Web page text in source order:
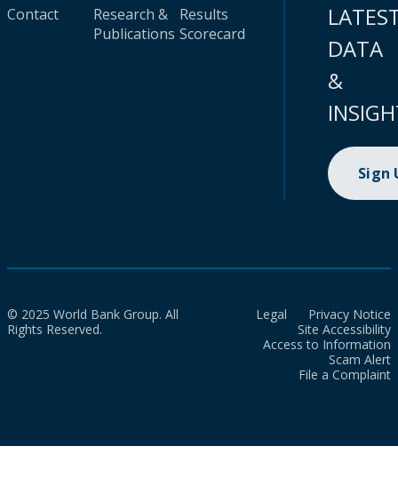
Contact
Research &
Publications
Results
Scorecard
DATA
&
Sign
© 2025 World Bank Group. All
Rights Reserved.
Legal
Privacy Notice
Site Accessibility
Access to Information
Scam Alert
File a Complaint